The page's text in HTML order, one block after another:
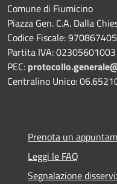
Comune di Fiumicino
Piazza Gen. C.A. Dalla
Codice Fiscale:
Partita IVA: 02305601003
PEC:
Centralino Unico:
Prenota un
Leggi le FAQ
Segnalazione